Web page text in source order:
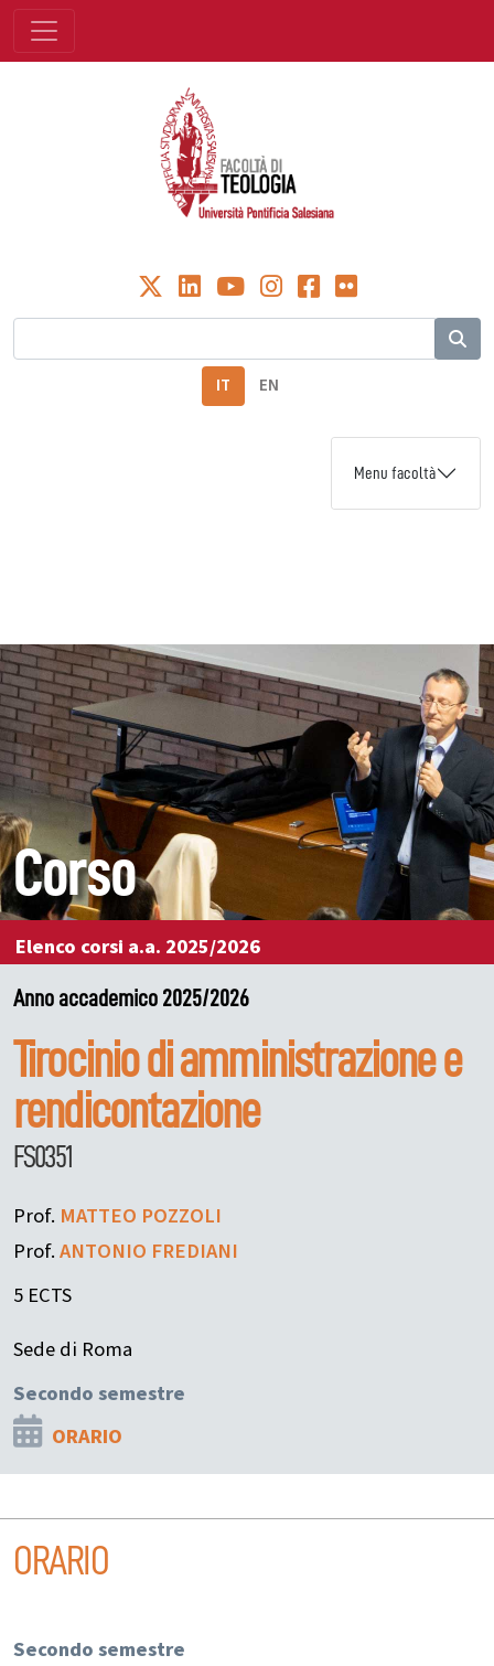
IT EN
Menu facoltà
Corso
Elenco corsi a.a. 2025/2026
Anno accademico 2025/2026
Tirocinio di amministrazione e
rendicontazione
FS0351
Prof. MATTEO POZZOLI
Prof.ANTONIO FREDIANI
5 ECTS
Sede di Roma
Secondo semestre
ORARIO
ORARIO
Secondo semestre